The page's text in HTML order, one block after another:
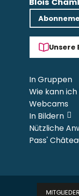
Blois
Unsere
In Gruppen
Wie kann
Webcams
In Bildern
Nützliche
Pass'